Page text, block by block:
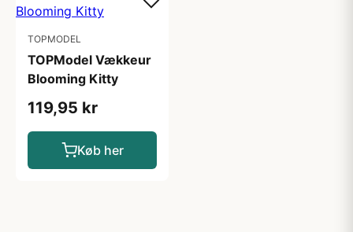
TOPMODEL
TOPModel Vækkeur
Blooming Kitty
119,95 kr
Køb her